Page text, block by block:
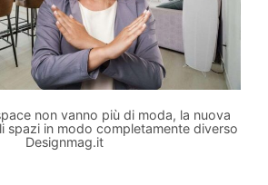
non vanno più di moda, la nuova
spazi in modo completamente diverso
Designmag.it